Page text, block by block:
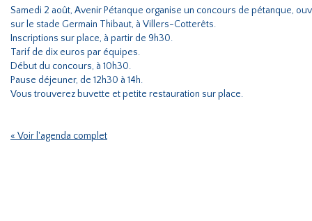
Samedi 2 août, Avenir Pétanque organise un concours de pétanque,
sur le stade Germain Thibaut, à Villers-Cotterêts.
Inscriptions sur place, à partir de 9h30.
Tarif de dix euros par équipes.
Début du concours, à 10h30.
Pause déjeuner, de 12h30 à 14h.
Vous trouverez buvette et petite restauration sur place.
« Voir l'agenda complet